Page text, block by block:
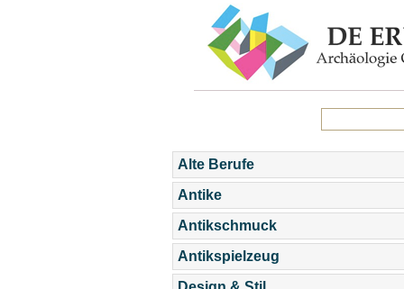
Alte Berufe
Antike
Antikschmuck
Antikspielzeug